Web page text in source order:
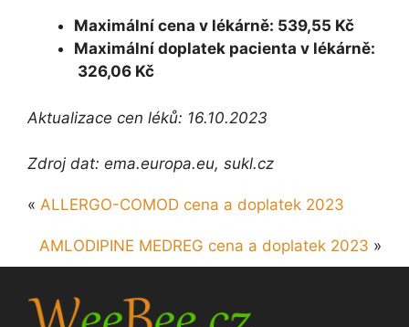
Maximální cena v lékárně: 539,55 Kč
Maximální doplatek pacienta v lékárně:
326,06 Kč
Aktualizace cen léků: 16.10.2023
Zdroj dat: ema.europa.eu, sukl.cz
« ALLERGO-COMOD cena a doplatek 2023
AMLODIPINE MEDREG cena a doplatek 2023 »